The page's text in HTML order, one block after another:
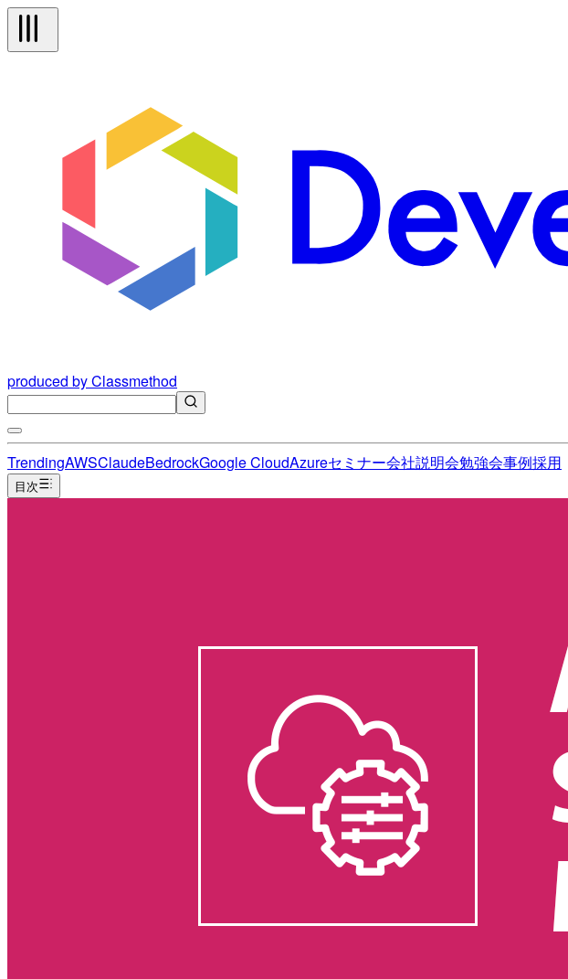
produced by Classmethod
TrendingAWSClaudeBedrockGoogle CloudAzureセミナー会社説明会勉強会事例採用
目次